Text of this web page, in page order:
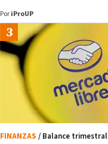
Por iProUP
FINANZAS / Balance trimestral